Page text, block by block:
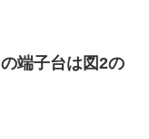
端子台は図2の